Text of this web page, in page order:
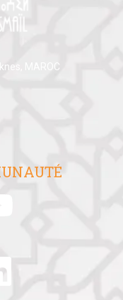
MAROC